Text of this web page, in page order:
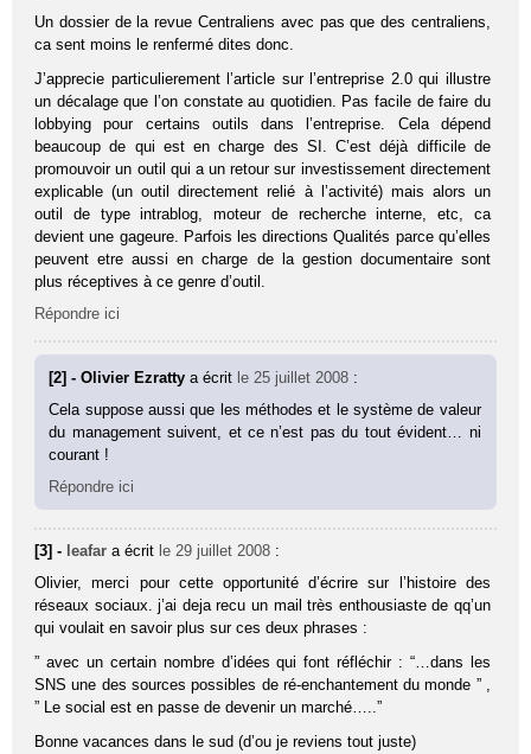
Un dossier de la revue Centraliens avec pas que des centraliens,
ca sent moins le renfermé dites donc.
J’apprecie particulierement l’article sur l’entreprise 2.0 qui illustre
un décalage que l’on constate au quotidien. Pas facile de faire du
lobbying pour certains outils dans l’entreprise. Cela dépend
beaucoup de qui est en charge des SI. C’est déjà difficile de
promouvoir un outil qui a un retour sur investissement directement
explicable (un outil directement relié à l’activité) mais alors un
outil de type intrablog, moteur de recherche interne, etc, ca
devient une gageure. Parfois les directions Qualités parce qu’elles
peuvent etre aussi en charge de la gestion documentaire sont
plus réceptives à ce genre d’outil.
Répondre ici
[2] - Olivier Ezrattya écrit le 25 juillet 2008 :
Cela suppose aussi que les méthodes et le système de valeur
du management suivent, et ce n’est pas du tout évident… ni
courant !
Répondre ici
[3] - leafar a écrit le 29 juillet 2008 :
Olivier, merci pour cette opportunité d’écrire sur l’histoire des
réseaux sociaux. j’ai deja recu un mail très enthousiaste de qq’un
qui voulait en savoir plus sur ces deux phrases :
” avec un certain nombre d’idées qui font réfléchir : “…dans les
SNS une des sources possibles de ré-enchantement du monde ” ,
” Le social est en passe de devenir un marché…..”
Bonne vacances dans le sud (d’ou je reviens tout juste)